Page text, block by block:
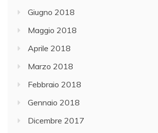
Giugno 2018
Maggio 2018
Aprile 2018
Marzo 2018
Febbraio 2018
Gennaio 2018
Dicembre 2017